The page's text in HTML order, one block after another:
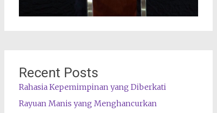
Recent Posts
Rahasia Kepemimpinan yang Diberkati
Rayuan Manis yang Menghancurkan